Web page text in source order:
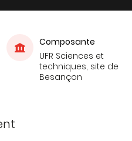
Composante
UFR Sciences et
techniques, site de
Besançon